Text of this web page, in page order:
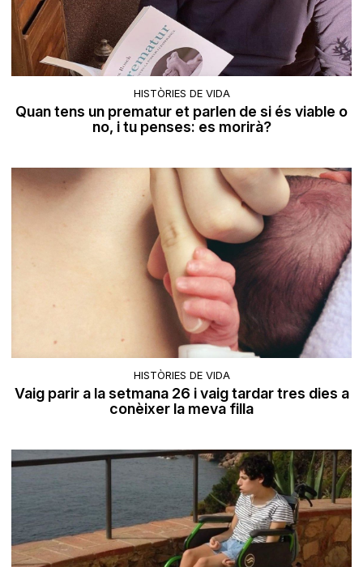
HISTÒRIES DE VIDA
Quan tens un prematur et parlen de si és viable o
no, i tu penses: es morirà?
HISTÒRIES DE VIDA
Vaig parir a la setmana 26 i vaig tardar tres dies a
conèixer la meva filla